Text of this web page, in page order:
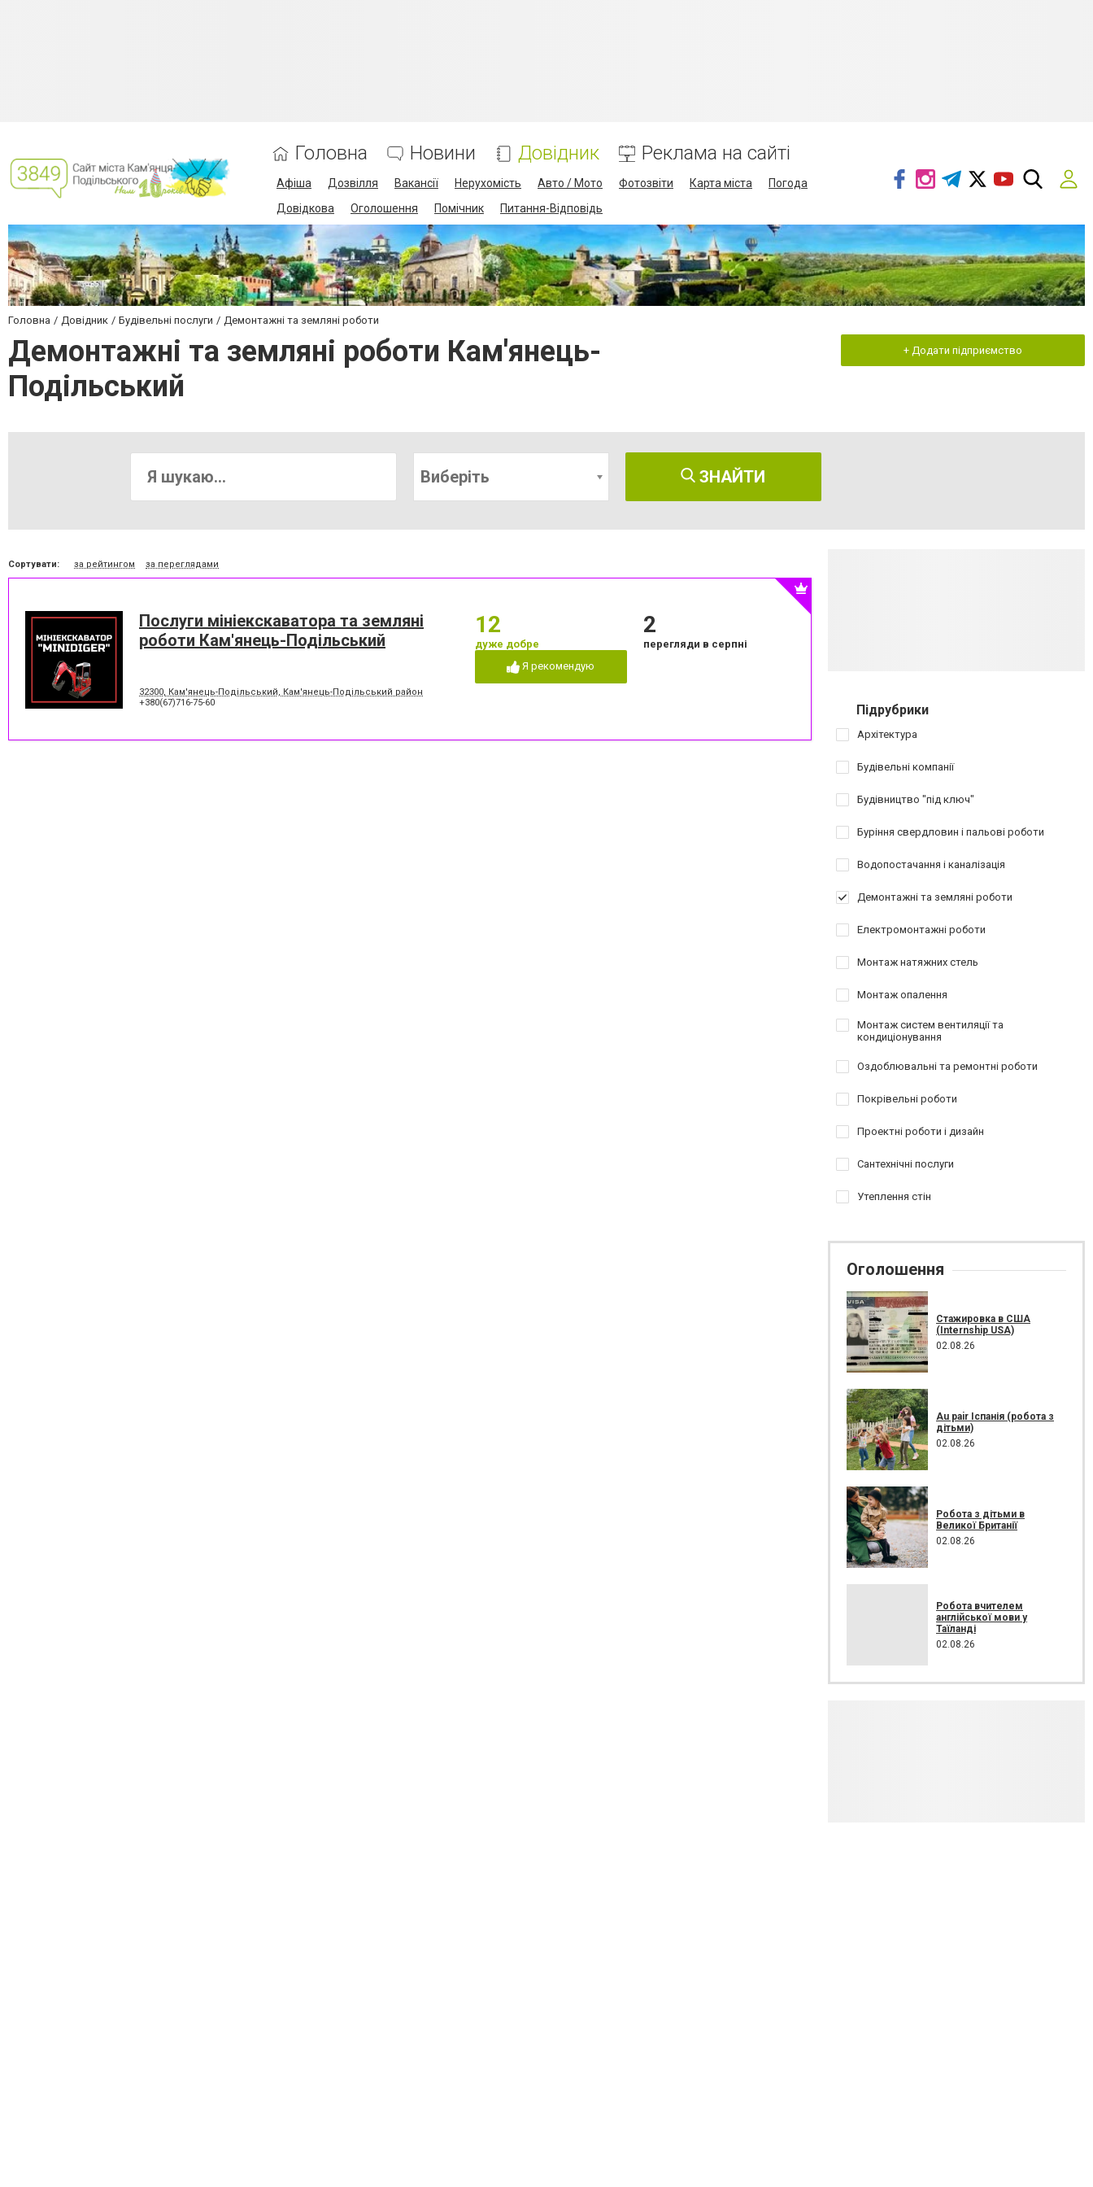
Головна Новини Довідник Реклама на сайті
Афіша Дозвілля Вакансії Нерухомість Авто / Мото Фотозвіти Карта міста
Погода
Довідкова
Оголошення Помічник Питання-Відповідь
Головна Довідник Будівельні послуги Демонтажні та земляні роботи
Демонтажні та земляні роботи Кам'янець-
Подільський
+ Додати підприємство
Виберіть ЗНАЙТИ
Сортувати: за рейтингом за переглядами
Послуги мініекскаватора та земляні
роботи Кам'янець-Подільський
32300, Кам'янець-Подільський, Кам'янець-Подільський район
+380(67)716-75-60
12
дуже добре
Я рекомендую
2
перегляди в серпні
Підрубрики
Архітектура
Будівельні компанії
Будівництво "під ключ"
Буріння свердловин і пальові роботи
Водопостачання і каналізація
Демонтажні та земляні роботи
Електромонтажні роботи
Монтаж натяжних стель
Монтаж опалення
Монтаж систем вентиляції та
кондиціонування
Оздоблювальні та ремонтні роботи
Покрівельні роботи
Проектні роботи і дизайн
Сантехнічні послуги
Утеплення стін
Оголошення
Стажировка в США
(Internship USA)
02.08.26
Au pair Іспанія (робота з
дітьми)
02.08.26
Робота з дітьми в
Великої Британії
02.08.26
Робота вчителем
англійської мови у
Таїланді
02.08.26